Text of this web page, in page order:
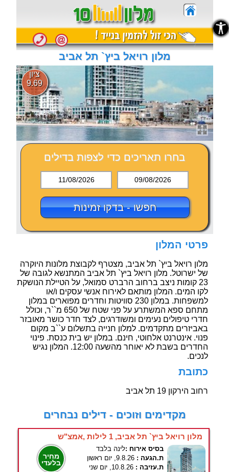
מלון רויאל ביץ` תל אביב
ציון
9.69
בחרו תאריכים כדי לצפות בדילים
11/08/2026 09/08/2026
חפשו - בדקו זמינות
פרטי המלון
מלון רויאל ביץ` תל אביב, מצטרף לקבוצת מלונות היוקרה
של ישרוטל. מלון רויאל ביץ` תל אביב המתנשא לגובה של
23 קומות ניצב ברחוב הרברט סמואל, על הטיילת הנושקת
לקו המים. המלון מותאם לאירוח אנשי עסקים ו/או
למשפחות. במלון 230 סוויטות וחדרים מפוארים במלון
מתחם ספא המשתרע על פני שטח של 650 מ``ר, וכולל
חדרי טיפולים נעימים ומשודרגים, לצד חדר כושר מאובזר
באביזרים מתקדמים. למלון חנייה בתשלום ע``ב מקום
פנוי. אינטרנט אלחוטי, חינם. במלון יש בית כנסת. פינוי
החדרים בשבת לא יאוחר מהשעה 12:00. המלון נגיש
לנכים.
כתובת
רחוב הירקון 19 תל אביב
מקדימים וזוכים - דילים נבחרים
מלון רויאל ביץ` תל אביב, 1 לילות ,אמצ"ש
מחיר
בלעדי
בסיס אירוח :לינה בלבד
ת.הגעה : 9.8.26, יום ראשון
ת.עזיבה : 10.8.26, יום שני
נגישות
נגישות